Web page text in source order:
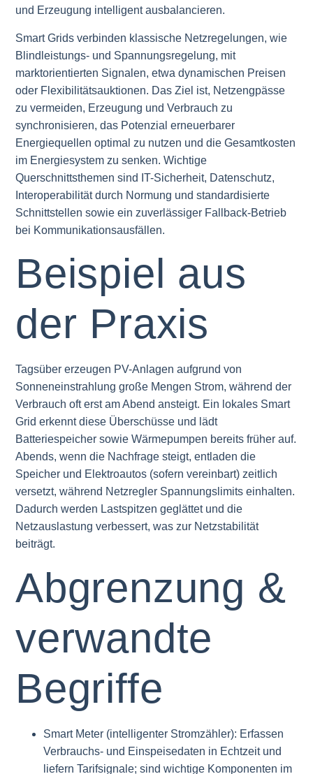
und Erzeugung intelligent ausbalancieren.
Smart Grids verbinden klassische Netzregelungen, wie
Blindleistungs- und Spannungsregelung, mit
marktorientierten Signalen, etwa dynamischen Preisen
oder Flexibilitätsauktionen. Das Ziel ist, Netzengpässe
zu vermeiden, Erzeugung und Verbrauch zu
synchronisieren, das Potenzial erneuerbarer
Energiequellen optimal zu nutzen und die Gesamtkosten
im Energiesystem zu senken. Wichtige
Querschnittsthemen sind IT-Sicherheit, Datenschutz,
Interoperabilität durch Normung und standardisierte
Schnittstellen sowie ein zuverlässiger Fallback-Betrieb
bei Kommunikationsausfällen.
Beispiel aus
der Praxis
Tagsüber erzeugen PV-Anlagen aufgrund von
Sonneneinstrahlung große Mengen Strom, während der
Verbrauch oft erst am Abend ansteigt. Ein lokales Smart
Grid erkennt diese Überschüsse und lädt
Batteriespeicher sowie Wärmepumpen bereits früher auf.
Abends, wenn die Nachfrage steigt, entladen die
Speicher und Elektroautos (sofern vereinbart) zeitlich
versetzt, während Netzregler Spannungslimits einhalten.
Dadurch werden Lastspitzen geglättet und die
Netzauslastung verbessert, was zur Netzstabilität
beiträgt.
Abgrenzung &
verwandte
Begriffe
Smart Meter (intelligenter Stromzähler): Erfassen
Verbrauchs- und Einspeisedaten in Echtzeit und
liefern Tarifsignale; sind wichtige Komponenten im